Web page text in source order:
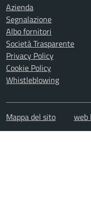
Azienda
Segnalazione
Albo fornitori
Società Trasparente
Privacy Policy
Cookie Policy
Whistleblowing
Mappa del sito web